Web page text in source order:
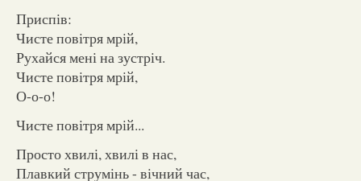
Приспів:
Чисте повітря мрій,
Рухайся мені на зустріч.
Чисте повітря мрій,
О-о-о!
Чисте повітря мрій...
Просто хвилі, хвилі в нас,
Плавкий струмінь - вічний час,